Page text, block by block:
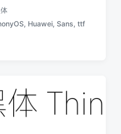
, Huawei, Sans, ttf